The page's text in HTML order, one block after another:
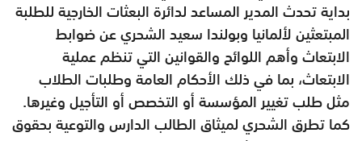
بداية تحدث المدير المساعد لدائرة البعثات الخارجية للطلبة
المبتعثين لألمانيا وبولندا سعيد الشحري عن ضوابط
الابتعاث وأهم اللوائح والقوانين التي تنظم عملية
الابتعاث، بما في ذلك الأحكام العامة وطلبات الطلاب
مثل طلب تغيير المؤسسة أو التخصص أو التأجيل وغيرها.
كما تطرق الشحري لميثاق الطالب الدارس والتوعية بحقوق